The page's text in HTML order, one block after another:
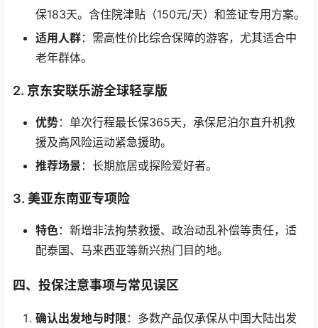
保183天。含住院津贴（150元/天）和签证专用方案。
适用人群：需高性价比综合保障的游客，尤其适合中
老年群体。
2. 京东安联乐游全球轻享版
优势：单次行程最长保365天，承保尼泊尔直升机救
援及高风险运动紧急援助。
推荐场景 ：长期旅居或探险爱好者。
3. 美亚东南亚专项险
特色：新增非法拘禁救援、政治动乱补偿等责任，适
配泰国、马来西亚等新兴热门目的地。
四、投保注意事项与常见误区
确认出发地与时限 ：多数产品仅承保从中国大陆出发